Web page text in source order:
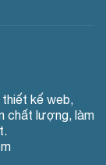
kế web,
chất lượng, làm